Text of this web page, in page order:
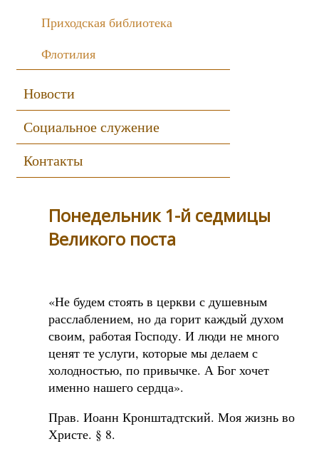
Приходская библиотека
Флотилия
Новости
Социальное служение
Контакты
Понедельник 1-й седмицы
Великого поста
«Не будем стоять в церкви с душевным
расслаблением, но да горит каждый духом
своим, работая Господу. И люди не много
ценят те услуги, которые мы делаем с
холодностью, по привычке. А Бог хочет
именно нашего сердца».
Прав. Иоанн Кронштадтский. Моя жизнь во
Христе. § 8.